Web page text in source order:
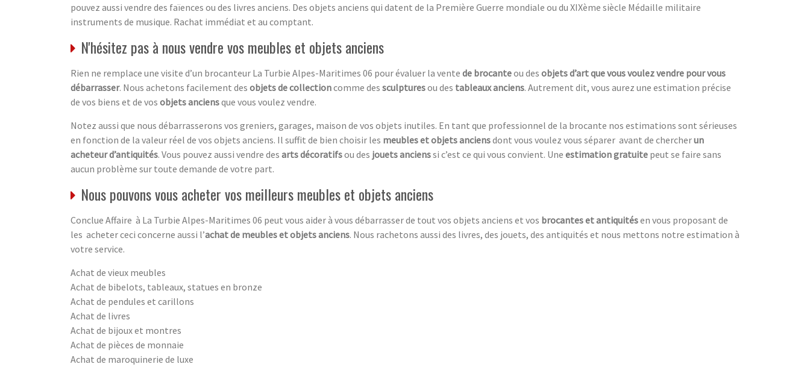
pouvez aussi vendre des faïences ou des livres anciens. Des objets anciens qui datent de la Première Guerre mondiale ou du XIXème siècle Médaille militaire
instruments de musique. Rachat immédiat et au comptant.
N'hésitez pas à nous vendre vos meubles et objets anciens
Rien ne remplace une visite d’un brocanteur La Turbie Alpes-Maritimes 06 pour évaluer la vente de brocanteou des objets d’art que vous voulez vendre pour vous
débarrasser. Nous achetons facilement des objets de collectioncomme des sculpturesou des tableaux anciens. Autrement dit, vous aurez une estimation précise
de vos biens et de vos objets anciensque vous voulez vendre.
Notez aussi que nous débarrasserons vos greniers, garages, maison de vos objets inutiles. En tant que professionnel de la brocante nos estimations sont sérieuses
en fonction de la valeur réel de vos objets anciens. Il suffit de bien choisir les meubles et objets anciensdont vous voulez vous séparer avant de chercherun
acheteur d’antiquités. Vous pouvez aussi vendre des arts décoratifsou des jouets ancienssi c’est ce qui vous convient. Une estimation gratuite peut se faire sans
aucun problème sur toute demande de votre part.
Nous pouvons vous acheter vos meilleurs meubles et objets anciens
Conclue Affaire à La Turbie Alpes-Maritimes 06 peut vous aider à vous débarrasser de tout vos objets anciens et vos brocantes et antiquitésen vous proposant de
les acheter ceci concerne aussi l’achat de meubles et objets anciens. Nous rachetons aussi des livres, des jouets, des antiquités et nous mettons notre estimation à
votre service.
Achat de vieux meubles
Achat de bibelots, tableaux, statues en bronze
Achat de pendules et carillons
Achat de livres
Achat de bijoux et montres
Achat de pièces de monnaie
Achat de maroquinerie de luxe